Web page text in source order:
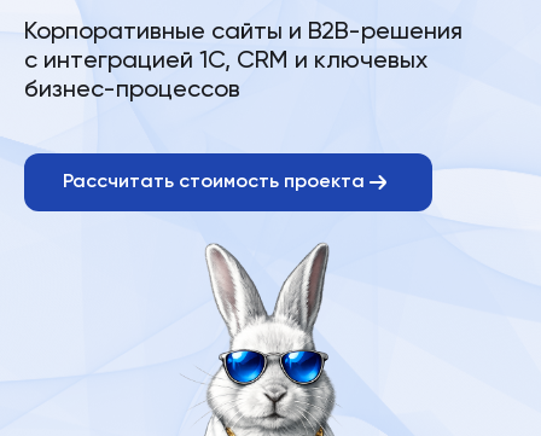
Корпоративные сайты и B2B-решения
с интеграцией 1С, CRM и ключевых
бизнес-процессов
Рассчитать стоимость проекта